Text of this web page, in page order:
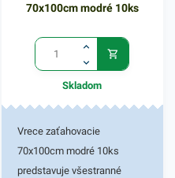
70x100cm modré 10ks
Skladom
Vrece zaťahovacie
70x100cm modré 10ks
predstavuje všestranné